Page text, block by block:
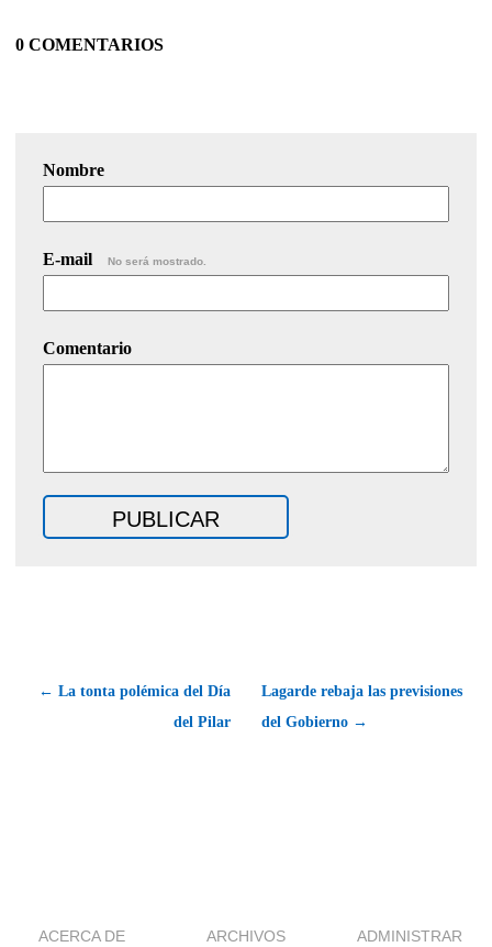
0 COMENTARIOS
Nombre
E-mail No será mostrado.
Comentario
← La tonta polémica del Día
del Pilar
Lagarde rebaja las previsiones
del Gobierno →
ACERCA DE ARCHIVOS ADMINISTRAR